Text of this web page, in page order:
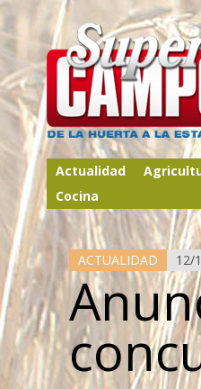
Actualidad
Cocina
ACTUALIDAD 12/